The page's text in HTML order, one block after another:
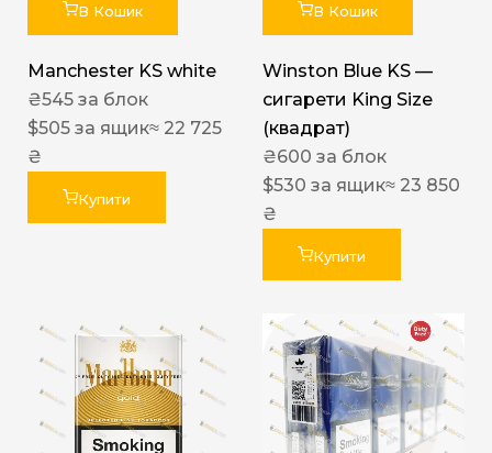
В Кошик
Manchester KS white
₴545 за блок
$505 за ящик≈ 22 725
₴
Купити
В Кошик
Winston Blue KS —
сигарети King Size
(квадрат)
₴600 за блок
$530 за ящик≈ 23 850
₴
Купити